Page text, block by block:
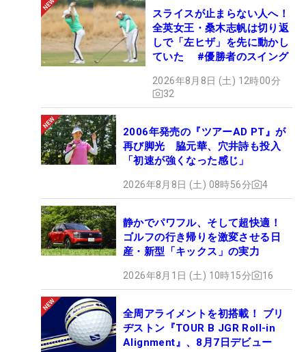
スライスが止まらない人へ！
全英女王・桑木志帆は切り返
しで「左ヒザ」を先に動かし
ていた #優勝者のスイング
2026年8月8日 (土) 12時00分
32
2006年発売の『ツアーAD PT』が
再び脚光 脇元華、穴井詩も投入
「初速が強くなった感じ」
2026年8月8日 (土) 08時56分 4
静かでパワフル、そして超快適！
ゴルフの行き帰りを激変させる日
産・新型「キックス」の実力
2026年8月1日 (土) 10時15分 16
全周アライメントを初搭載！ ブリ
ヂストン『TOUR B JGR Roll-in
Alignment』、8月7日デビュー